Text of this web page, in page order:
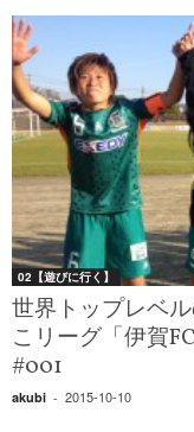
02【遊びに行く】
世界トップレベ
こリーグ「伊賀
#001
akubi - 2015-10-10